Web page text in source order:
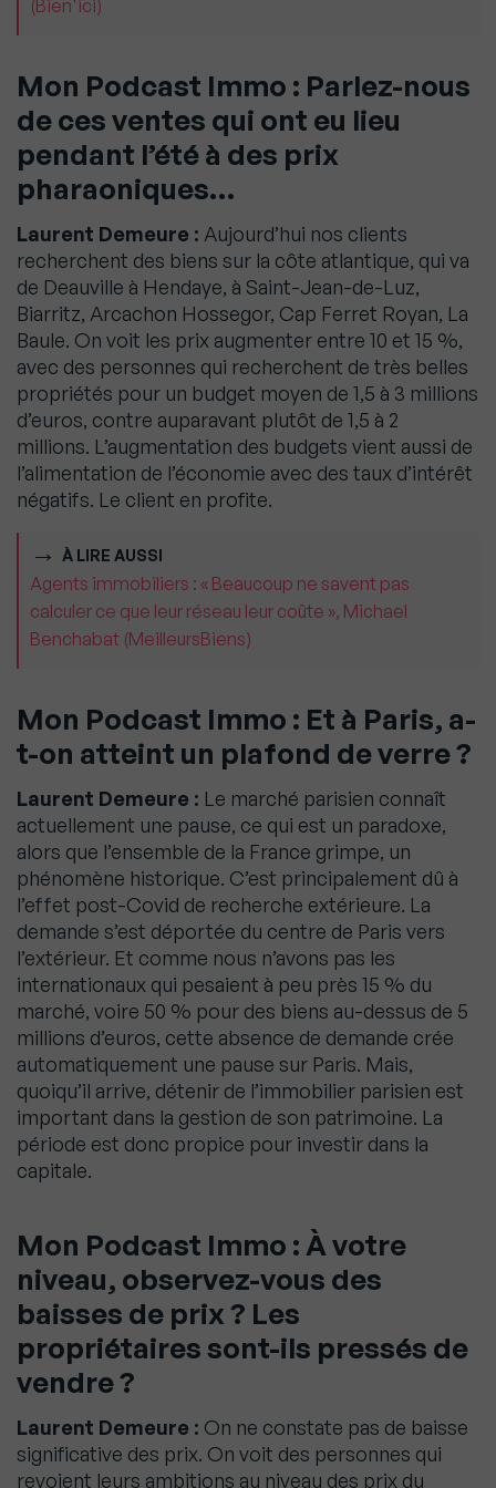
(Bien'ici)
Mon Podcast Immo : Parlez-nous
de ces ventes qui ont eu lieu
pendant l’été à des prix
pharaoniques…
Laurent Demeure : Aujourd’hui nos clients
recherchent des biens sur la côte atlantique, qui va
de Deauville à Hendaye, à Saint-Jean-de-Luz,
Biarritz, Arcachon Hossegor, Cap Ferret Royan, La
Baule. On voit les prix augmenter entre 10 et 15 %,
avec des personnes qui recherchent de très belles
propriétés pour un budget moyen de 1,5 à 3 millions
d’euros, contre auparavant plutôt de 1,5 à 2
millions. L’augmentation des budgets vient aussi de
l’alimentation de l’économie avec des taux d’intérêt
négatifs. Le client en profite.
À LIRE AUSSI
Agents immobiliers : « Beaucoup ne savent pas
calculer ce que leur réseau leur coûte », Michael
Benchabat (MeilleursBiens)
Mon Podcast Immo : Et à Paris, a-
t-on atteint un plafond de verre ?
Laurent Demeure : Le marché parisien connaît
actuellement une pause, ce qui est un paradoxe,
alors que l’ensemble de la France grimpe, un
phénomène historique. C’est principalement dû à
l’effet post-Covid de recherche extérieure. La
demande s’est déportée du centre de Paris vers
l’extérieur. Et comme nous n’avons pas les
internationaux qui pesaient à peu près 15 % du
marché, voire 50 % pour des biens au-dessus de 5
millions d’euros, cette absence de demande crée
automatiquement une pause sur Paris. Mais,
quoiqu’il arrive, détenir de l’immobilier parisien est
important dans la gestion de son patrimoine. La
période est donc propice pour investir dans la
capitale.
Mon Podcast Immo : À votre
niveau, observez-vous des
baisses de prix ? Les
propriétaires sont-ils pressés de
vendre ?
Laurent Demeure : On ne constate pas de baisse
significative des prix. On voit des personnes qui
revoient leurs ambitions au niveau des prix du